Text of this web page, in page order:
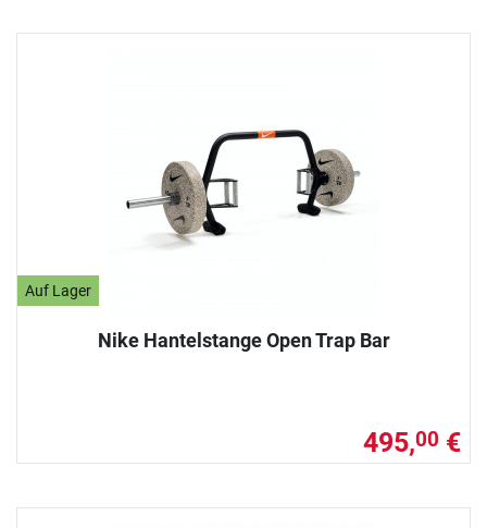
Auf Lager
Nike Hantelstange Open Trap Bar
495,00 €